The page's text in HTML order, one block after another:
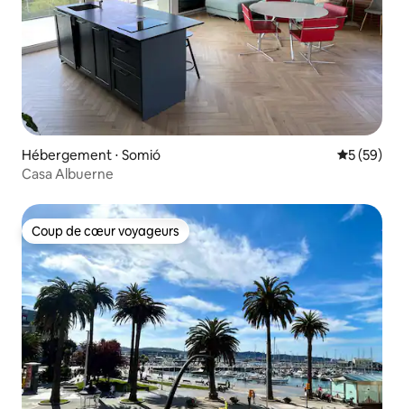
Hébergement ⋅ Somió
5 (59)
Casa Albuerne
Coup de cœur voyageurs
Coup de cœur voyageurs